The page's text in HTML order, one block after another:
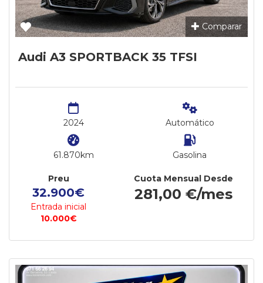
Comparar
Audi A3 SPORTBACK 35 TFSI
2024
61.870km
Automático
Gasolina
Preu
32.900€
Entrada inicial
10.000€
Cuota Mensual Desde
281,00 €/mes